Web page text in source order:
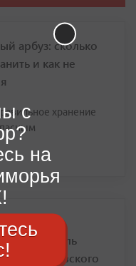
арбуз: сколько
и как не
хранение
на
контроль
Рудневского
с
на